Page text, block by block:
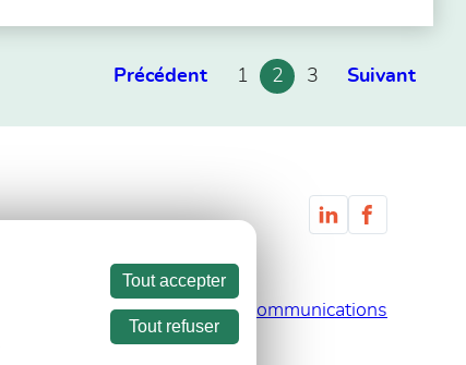
Précédent 1 2 3 Suivant
Recevoir les communications
Tout accepter
Tout refuser